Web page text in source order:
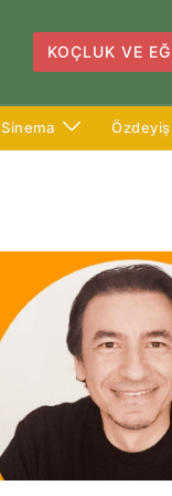
KOÇLUK VE
Sinema Özdeyiş